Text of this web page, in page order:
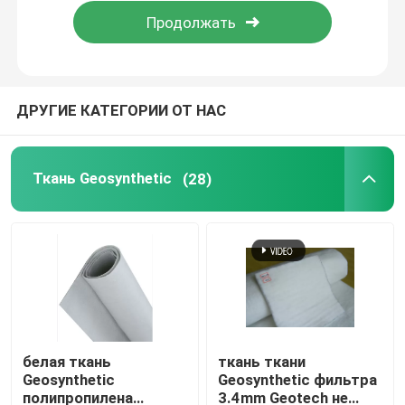
3D Geomat
ДРУГИЕ КАТЕГОРИИ ОТ НАС
Ткань Geosynthetic (28)
белая ткань
Geosynthetic
полипропилена
ткань ткани
Geosynthetic фильтра
3.4mm Geotech не